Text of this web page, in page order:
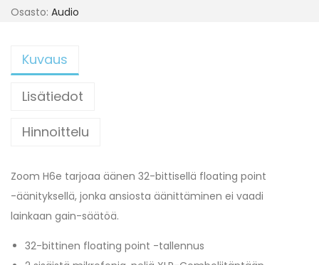
Osasto: Audio
Kuvaus
Lisätiedot
Hinnoittelu
Zoom H6e tarjoaa äänen 32-bittisellä floating point
-äänityksellä, jonka ansiosta äänittäminen ei vaadi
lainkaan gain-säätöä.
32-bittinen floating point -tallennus